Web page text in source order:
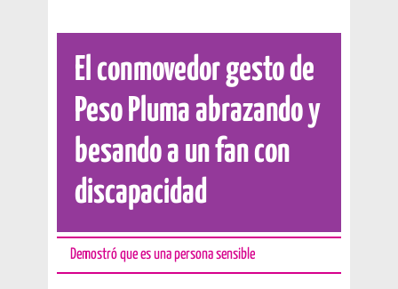
El conmovedor gesto de
Peso Pluma abrazando y
besando a un fan con
discapacidad
Demostró que es una persona sensible